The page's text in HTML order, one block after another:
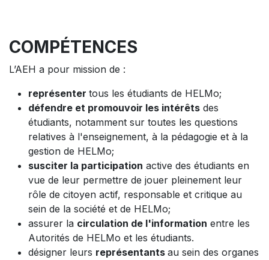
COMPÉTENCES
L’AEH a pour mission de :
représenter tous les étudiants de HELMo;
défendre et promouvoir les intérêts des
étudiants, notamment sur toutes les questions
relatives à l'enseignement, à la pédagogie et à la
gestion de HELMo;
susciter la participation active des étudiants en
vue de leur permettre de jouer pleinement leur
rôle de citoyen actif, responsable et critique au
sein de la société et de HELMo;
assurer la circulation de l'information entre les
Autorités de HELMo et les étudiants.
désigner leurs représentants au sein des organes